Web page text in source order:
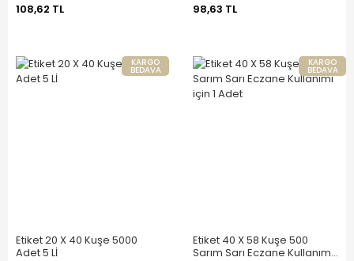
108,62 TL
98,63 TL
KARGO
BEDAVA
Etiket 20 X 40 Kuşe 5000
Adet 5 Lİ
KARGO
BEDAVA
Etiket 40 X 58 Kuşe 500
Sarım Sarı Eczane Kullanımı